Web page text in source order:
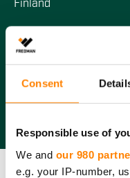
Consent
Responsible use of
We and our 980
e.g. your IP-number,
Finland
© 2026 Fredman
With love Sofokus